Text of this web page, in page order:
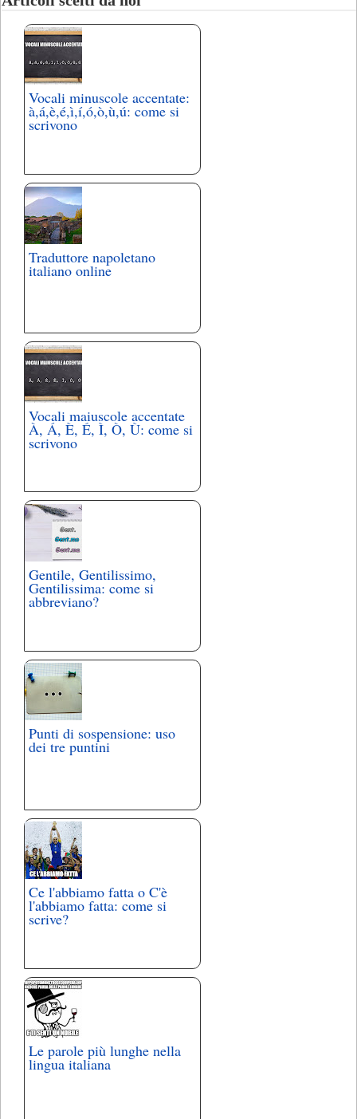
Vocali minuscole accentate:
à,á,è,é,ì,í,ó,ò,ù,ú: come si
scrivono
Traduttore napoletano
italiano online
Vocali maiuscole accentate
À, Á, È, É, Ì, Ò, Ù: come si
scrivono
Gentile, Gentilissimo,
Gentilissima: come si
abbreviano?
Punti di sospensione: uso
dei tre puntini
Ce l'abbiamo fatta o C'è
l'abbiamo fatta: come si
scrive?
Le parole più lunghe nella
lingua italiana